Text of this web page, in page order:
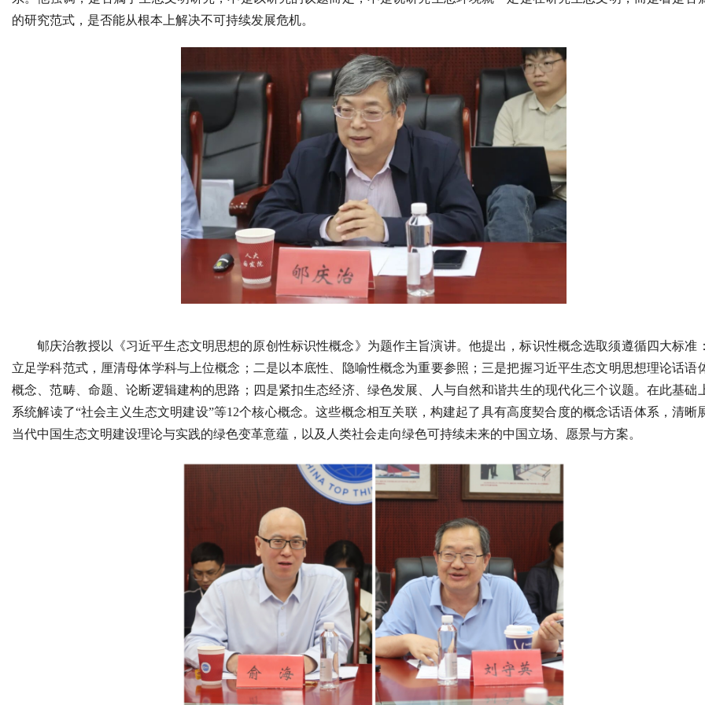
的研究范式，是否能从根本上解决不可持续发展危机。
郇庆治教授以《习近平生态文明思想的原创性标识性概念》为题作主旨演讲。他提出，标识性概念选取须遵循四大标准
立足学科范式，厘清母体学科与上位概念；二是以本底性、隐喻性概念为重要参照；三是把握习近平生态文明思想理论话语
概念、范畴、命题、论断逻辑建构的思路；四是紧扣生态经济、绿色发展、人与自然和谐共生的现代化三个议题。在此基础
系统解读了“社会主义生态文明建设”等12个核心概念。这些概念相互关联，构建起了具有高度契合度的概念话语体系，清晰
当代中国生态文明建设理论与实践的绿色变革意蕴，以及人类社会走向绿色可持续未来的中国立场、愿景与方案。